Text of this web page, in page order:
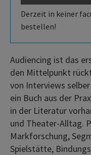
Derzeit in keiner
bestellen!
Audiencing ist das
den Mittelpunkt
von Interviews
ein Buch aus der
in der Literatur
und Theater-Alltag.
Markforschung,
Spielstätte,